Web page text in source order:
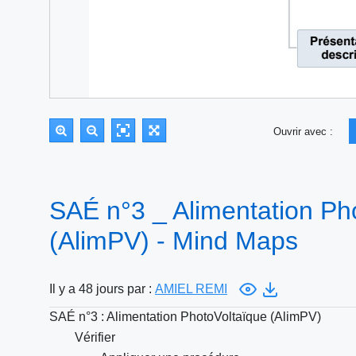
Ouvrir avec :
SAÉ n°3 _ Alimentation
(AlimPV) - Mind Maps
Il y a 48 jours par : AMIEL REMI
SAÉ n°3 : Alimentation PhotoVoltaïque (AlimPV)
Vérifier